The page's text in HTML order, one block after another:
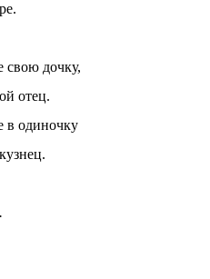
свою дочку,
отец.
в одиночку